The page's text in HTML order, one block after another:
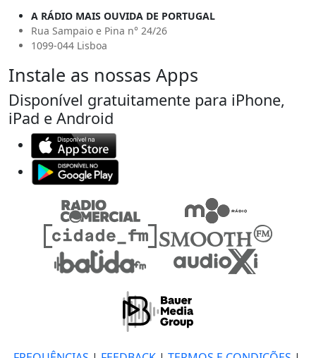
A RÁDIO MAIS OUVIDA DE PORTUGAL
Rua Sampaio e Pina n° 24/26
1099-044 Lisboa
Instale as nossas Apps
Disponível gratuitamente para iPhone,
iPad e Android